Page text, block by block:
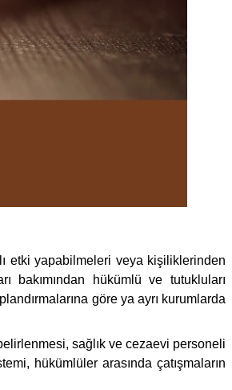
etki yapabilmeleri veya kişiliklerinden
bakımından hükümlü ve tutukluları
göre ya ayrı kurumlarda
sağlık ve cezaevi personeli
hükümlüler arasında çatışmaların